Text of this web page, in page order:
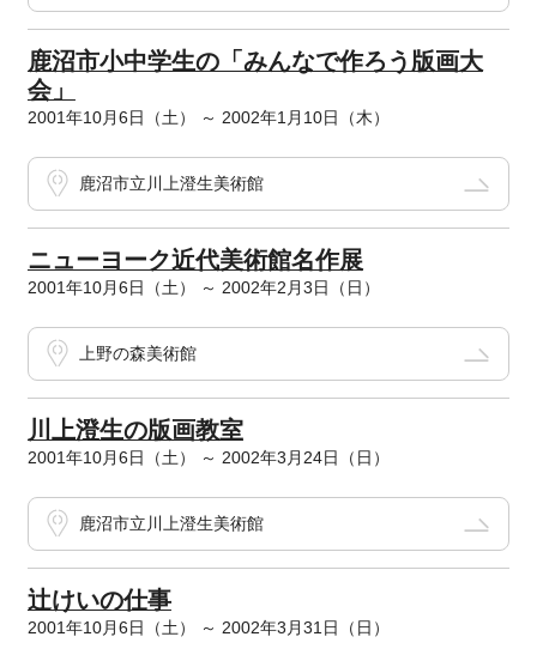
鹿沼市小中学生の「みんなで作ろう版画大
会」
2001年10月6日（土） ～ 2002年1月10日（木）
鹿沼市立川上澄生美術館
ニューヨーク近代美術館名作展
2001年10月6日（土） ～ 2002年2月3日（日）
上野の森美術館
川上澄生の版画教室
2001年10月6日（土） ～ 2002年3月24日（日）
鹿沼市立川上澄生美術館
辻けいの仕事
2001年10月6日（土） ～ 2002年3月31日（日）